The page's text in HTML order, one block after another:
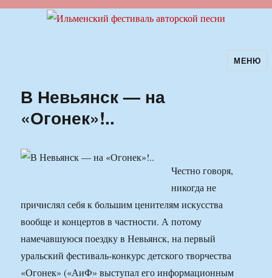
Ильменский фестиваль авторскойМЕНЮ
В Невьянск — на
«Огонек»!..
Честно говоря,
никогда не
причислял себя к большим ценителям искусства
вообще и концертов в частности. А потому
намечавшуюся поездку в Невьянск, на первый
уральский фестиваль-конкурс детского творчества
«Огонек» («АиФ» выступал его информационным